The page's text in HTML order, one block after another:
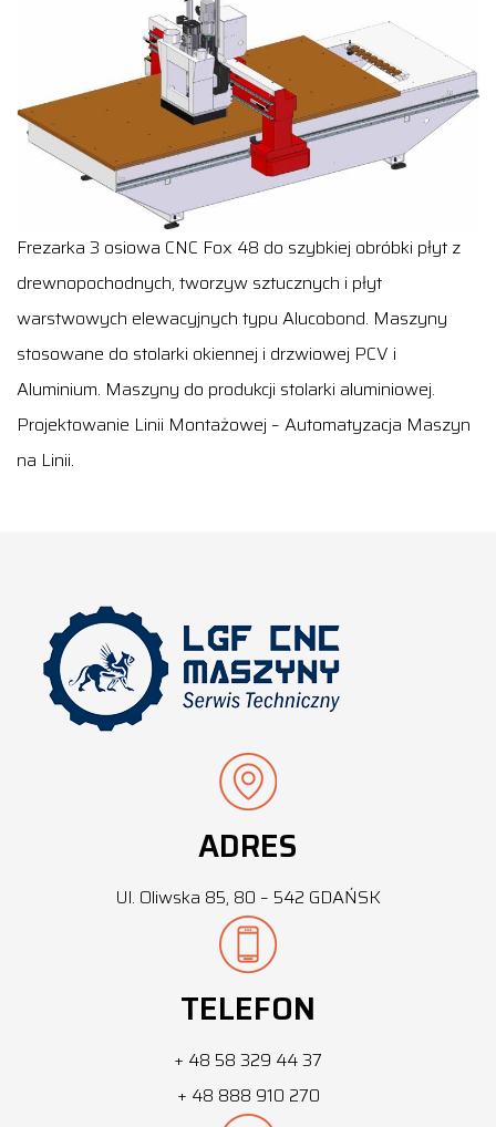
Frezarka 3 osiowa CNC Fox 48 do szybkiej obróbki płyt z
drewnopochodnych, tworzyw sztucznych i płyt
warstwowych elewacyjnych typu Alucobond. Maszyny
stosowane do stolarki okiennej i drzwiowej PCV i
Aluminium. Maszyny do produkcji stolarki aluminiowej.
Projektowanie Linii Montażowej – Automatyzacja Maszyn
na Linii.
ADRES
Ul. Oliwska 85, 80 – 542 GDAŃSK
TELEFON
+ 48 58 329 44 37
+ 48 888 910 270